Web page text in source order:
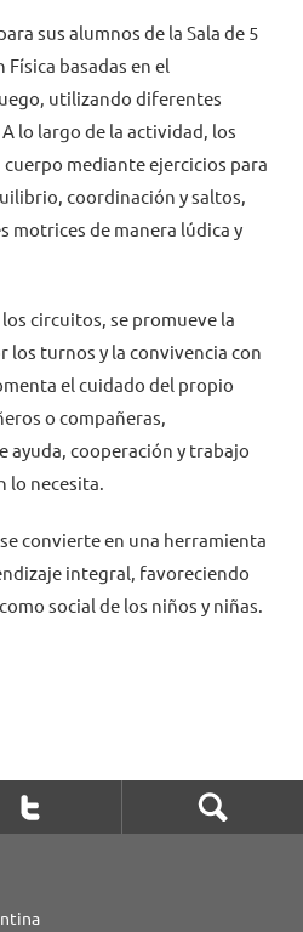
INTRANET
sus alumnos de la Sala de 5
Física basadas en el
utilizando diferentes
lo largo de la actividad, los
mediante ejercicios para
coordinación y saltos,
motrices de manera lúdica y
circuitos, se promueve la
los turnos y la convivencia con
el cuidado del propio
o compañeras,
ayuda, cooperación y trabajo
lo necesita.
convierte en una herramienta
integral, favoreciendo
social de los niños y niñas.